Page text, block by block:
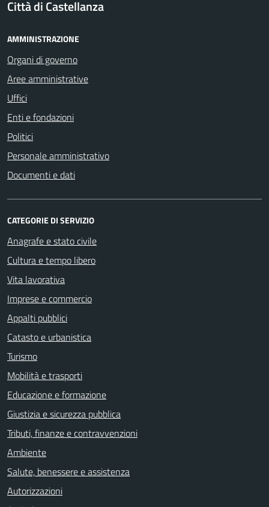
Città di Castellanza
AMMINISTRAZIONE
Organi di governo
Aree amministrative
Uffici
Enti e fondazioni
Politici
Personale amministrativo
Documenti e dati
CATEGORIE DI SERVIZIO
Anagrafe e stato civile
Cultura e tempo libero
Vita lavorativa
Imprese e commercio
Appalti pubblici
Catasto e urbanistica
Turismo
Mobilità e trasporti
Educazione e formazione
Giustizia e sicurezza pubblica
Tributi, finanze e contravvenzioni
Ambiente
Salute, benessere e assistenza
Autorizzazioni